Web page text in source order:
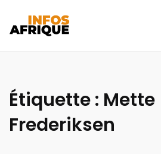
Étiquette : Mette
Frederiksen